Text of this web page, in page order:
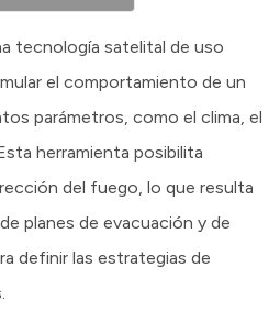
tecnología satelital de uso
el comportamiento de un
parámetros, como el clima, el
herramienta posibilita
del fuego, lo que resulta
planes de evacuación y de
definir las estrategias de